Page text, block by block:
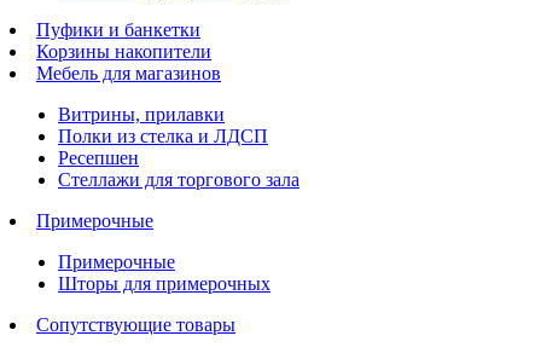
Пуфики и банкетки
Корзины накопители
Мебель для магазинов
Витрины, прилавки
Полки из стелка и ЛДСП
Ресепшен
Стеллажи для торгового зала
Примерочные
Примерочные
Шторы для примерочных
Сопутствующие товары